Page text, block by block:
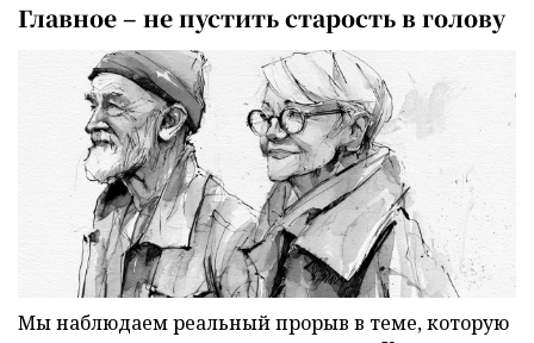
Главное – не пустить старость в голову
Мы наблюдаем реальный прорыв в теме, которую